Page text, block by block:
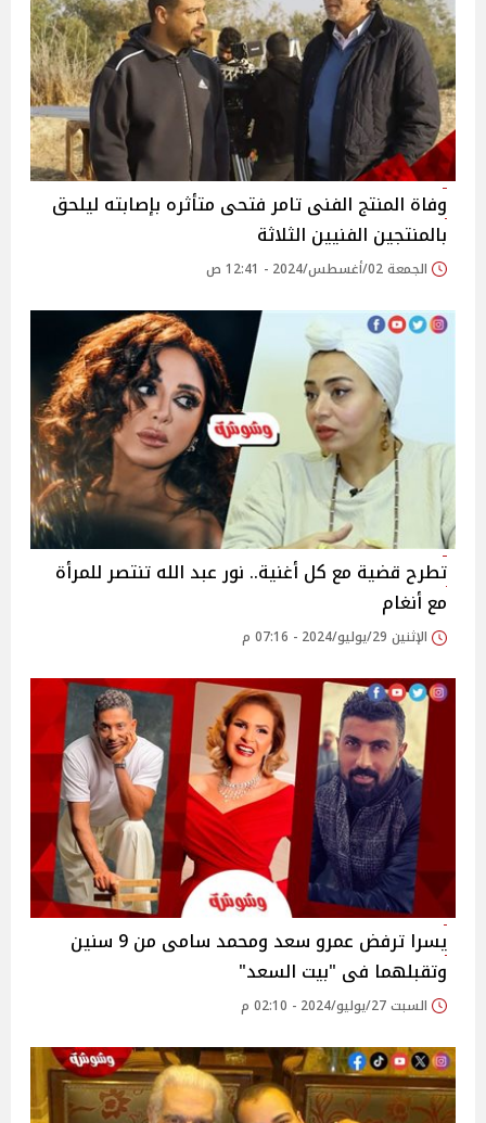
وفاة المنتج الفنى تامر فتحى متأثره بإصابته ليلحق
بالمنتجين الفنيين الثلاثة
الجمعة 02/أغسطس/2024 - 12:41 ص
تطرح قضية مع كل أغنية.. نور عبد الله تنتصر للمرأة
مع أنغام
الإثنين 29/يوليو/2024 - 07:16 م
يسرا ترفض عمرو سعد ومحمد سامى من 9 سنين
وتقبلهما فى "بيت السعد"
السبت 27/يوليو/2024 - 02:10 م